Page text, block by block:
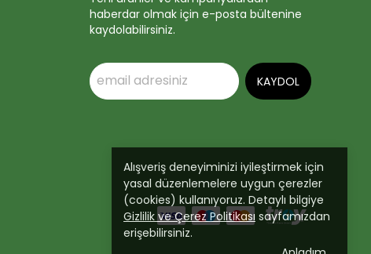
Alışveriş deneyiminizi iyileştirmek için
yasal düzenlemelere uygun çerezler
(cookies) kullanıyoruz. Detaylı bilgiye
Gizlilik ve Çerez Politikası sayfamızdan
erişebilirsiniz.
haberdar olmak için e-posta bültenine
kaydolabilirsiniz.
KAYDOL